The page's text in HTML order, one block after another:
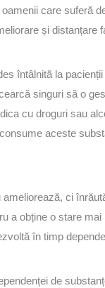
care suferă
și distanțare
întâlnită la
singuri să o
cu droguri sau
aceste
ci
a obține o stare
în timp
de